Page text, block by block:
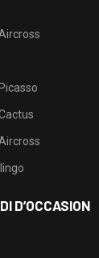
D’OCCASION